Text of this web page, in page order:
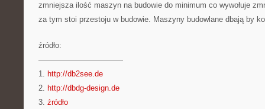
zmniejsza ilość maszyn na budowie do minimum co wywołuje
za tym stoi przestoju w budowie. Maszyny budowlane dbają by
źródło:
———————————
1. http://db2see.de
2. http://dbdg-design.de
3. źródło